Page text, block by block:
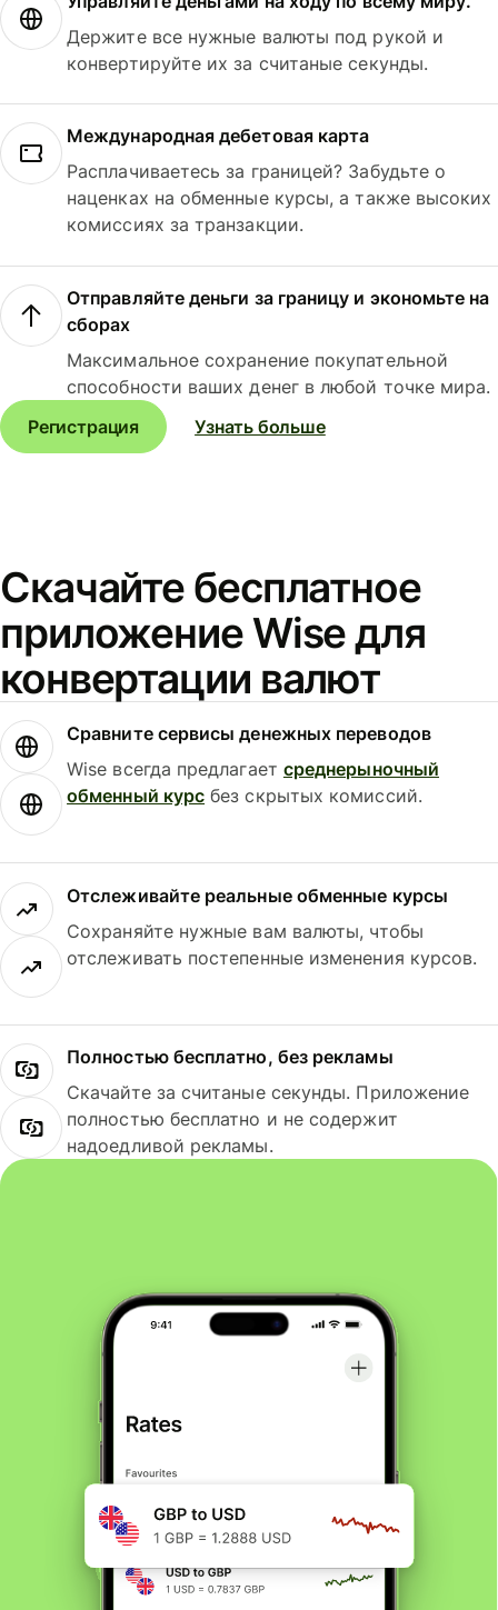
Держите все нужные валюты под рукой и
конвертируйте их за считаные секунды.
Международная дебетовая карта
Расплачиваетесь за границей? Забудьте о
наценках на обменные курсы, а также высоких
комиссиях за транзакции.
Отправляйте деньги за границу и экономьте на
сборах
Максимальное сохранение покупательной
способности ваших денег в любой точке мира.
Регистрация
Узнать больше
Скачайте бесплатное
приложение Wise для
конвертации валют
Сравните сервисы денежных переводов
Wise всегда предлагает среднерыночный
обменный курс без скрытых комиссий.
Отслеживайте реальные обменные курсы
Сохраняйте нужные вам валюты, чтобы
отслеживать постепенные изменения курсов.
Полностью бесплатно, без рекламы
Скачайте за считаные секунды. Приложение
полностью бесплатно и не содержит
надоедливой рекламы.